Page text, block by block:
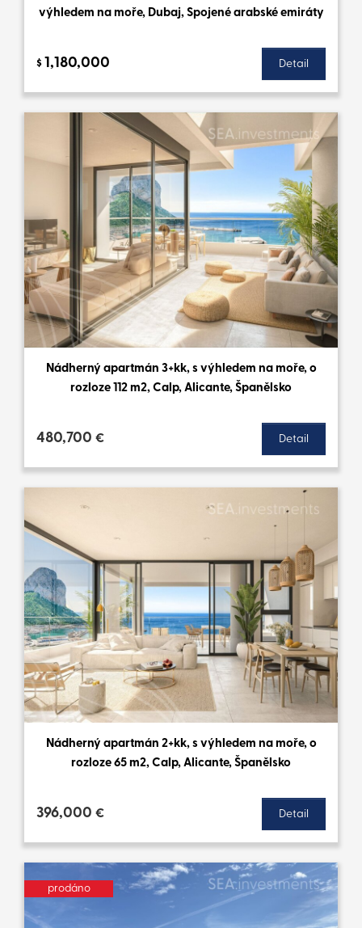
výhledem na moře, Dubaj, Spojené arabské emiráty
$ 1,180,000 Detail
Nádherný apartmán 3+kk, s výhledem na moře, o
rozloze 112 m2, Calp, Alicante, Španělsko
480,700 € Detail
Nádherný apartmán 2+kk, s výhledem na moře, o
rozloze 65 m2, Calp, Alicante, Španělsko
396,000 € Detail
prodáno